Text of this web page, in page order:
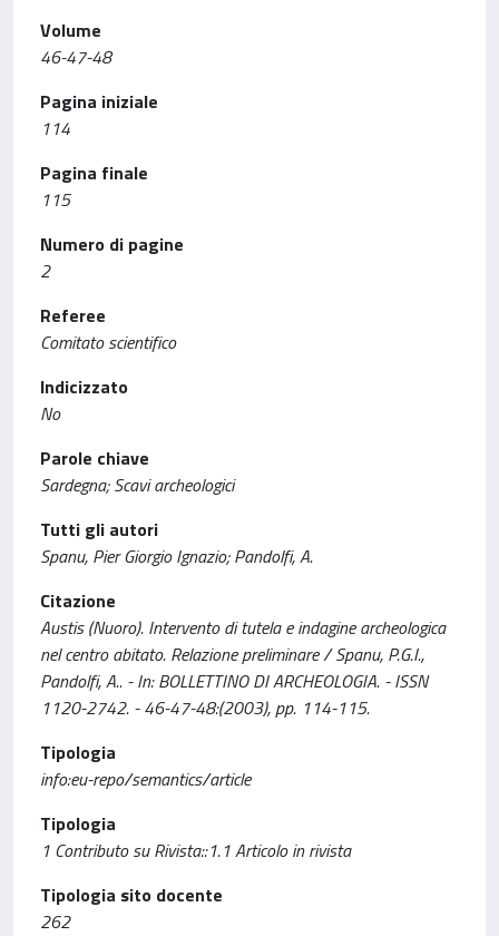
Volume
46-47-48
Pagina iniziale
114
Pagina finale
115
Numero di pagine
2
Referee
Comitato scientifico
Indicizzato
No
Parole chiave
Sardegna; Scavi archeologici
Tutti gli autori
Spanu, Pier Giorgio Ignazio; Pandolfi, A.
Citazione
Austis (Nuoro). Intervento di tutela e indagine archeologica
nel centro abitato. Relazione preliminare / Spanu, P.G.I.,
Pandolfi, A.. - In: BOLLETTINO DI ARCHEOLOGIA. - ISSN
1120-2742. - 46-47-48:(2003), pp. 114-115.
Tipologia
info:eu-repo/semantics/article
Tipologia
1 Contributo su Rivista::1.1 Articolo in rivista
Tipologia sito docente
262